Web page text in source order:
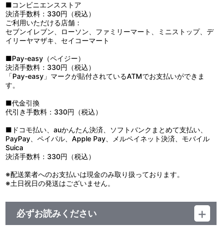
11：ｓｏｍｅｄａｙ
12：ｆｉｎｅ
■コンビニエンスストア
決済手数料：330円（税込）
ご利用いただける店舗：
セブンイレブン、ローソン、ファミリーマート、ミニストップ、デ
イリーヤマザキ、セイコーマート
■Pay-easy（ペイジー）
決済手数料：330円（税込）
「Pay-easy」マークが貼付されているATMでお支払いができま
す。
■代金引換
代引き手数料：330円（税込）
■ドコモ払い、auかんたん決済、ソフトバンクまとめて支払い、
PayPay、ペイパル、Apple Pay、メルペイネット決済、モバイル
Suica
決済手数料：330円（税込）
※配送業者へのお支払いは現金のみ取り扱っております。
※土日祝日の発送はございません。
必ずお読みください